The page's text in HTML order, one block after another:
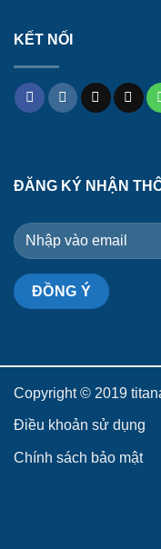
KẾT NỐI
ĐĂNG KÝ NHẬN
Copyright © 2019
Điều khoản sử dụng
Chính sách bảo mật